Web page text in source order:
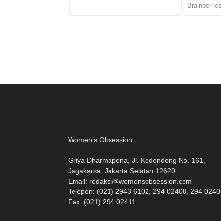
Women’s Obsession
Griya Dharmapena, Jl. Kedondong No. 161,
Jagakarsa, Jakarta Selatan 12620
Email: redaksi@womensobsession.com
Telepon: (021) 2943 6102, 294 02408, 294
Fax: (021) 294 02411